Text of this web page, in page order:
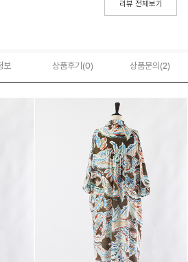
리뷰 전체보기
보 상품후기(0) 상품문의 (2)